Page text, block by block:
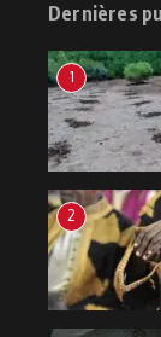
Dernières
1
2